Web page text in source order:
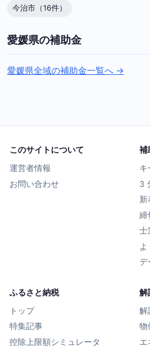
今治市（16件）
愛媛県の補助金
愛媛県全域の補助金一覧へ →
このサイトについて
運営者情報
お問い合わせ
補
キ
3
新
締
士
よ
デ
ふるさと納税
トップ
特集記事
控除上限額シミュレータ
解
解
物
エ